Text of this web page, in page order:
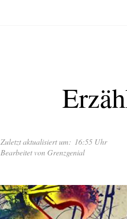
Zuletzt aktualisiert um: 16:55 Uhr
Bearbeitet von Grenzgenial